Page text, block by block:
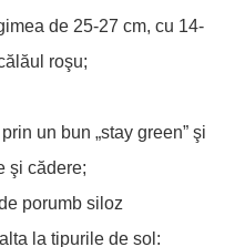
de 25-27 cm, cu 14-
roşu;
un bun „stay green” şi
şi cădere;
porumb siloz
la tipurile de sol: